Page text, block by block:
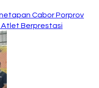
Cabor Porprov
Atlet Berprestasi